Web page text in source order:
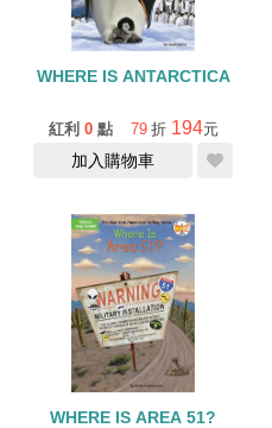
WHERE IS ANTARCTICA
紅利 0 點 79 折 194元
加入購物車
WHERE IS AREA 51?